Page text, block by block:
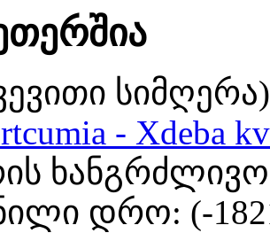
სიმღერა)
- Xdeba
დრო: (-